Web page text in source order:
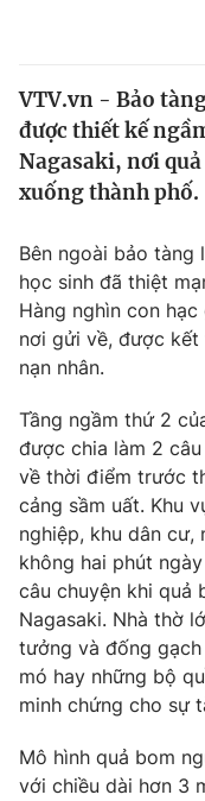
Y tế
Thế giới
Tin tức
Thế giới đó đây
Câu chuyện quốc tế
Tài chính
Thị trường
Góc doanh nghiệp
Dữ liệu và đời
Truyền hình
Phim VTV
Hậu trường
Nhân vật
Khán giả
Giải sao mai
Giải trí
Điện ảnh
Âm nhạc
Sao
Đời sống
Du lịch
Làm đẹp
Chất lượng cuộc
Giáo dục
Tuyển sinh
Học trực tuyến
Công nghệ
Hitech Công nghệ
Thị trường
Giao lưu trực
Lịch phát sóng
VTV.vn - Bảo
được thiết kế
Nagasaki, nơi
xuống thành phố.
Bên ngoài bảo
học sinh đã thiệt
Hàng nghìn con
nơi gửi về, được kết
nạn nhân.
Tầng ngầm thứ 2
được chia làm 2
về thời điểm trước
cảng sầm uất. Khu
nghiệp, khu dân
không hai phút
câu chuyện khi quả
Nagasaki. Nhà thờ
tưởng và đống
mó hay những bộ
minh chứng cho sự
Mô hình quả bom
với chiều dài hơn 3